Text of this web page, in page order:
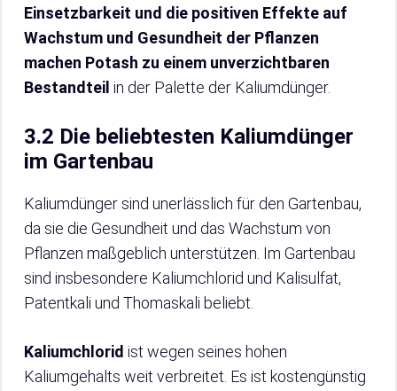
Einsetzbarkeit und die positiven Effekte auf
Wachstum und Gesundheit der Pflanzen
machen Potash zu einem unverzichtbaren
Bestandteil in der Palette der Kaliumdünger.
3.2 Die beliebtesten Kaliumdünger
im Gartenbau
Kaliumdünger sind unerlässlich für den Gartenbau,
da sie die Gesundheit und das Wachstum von
Pflanzen maßgeblich unterstützen. Im Gartenbau
sind insbesondere Kaliumchlorid und Kalisulfat,
Patentkali und Thomaskali beliebt.
Kaliumchlorid ist wegen seines hohen
Kaliumgehalts weit verbreitet. Es ist kostengünstig